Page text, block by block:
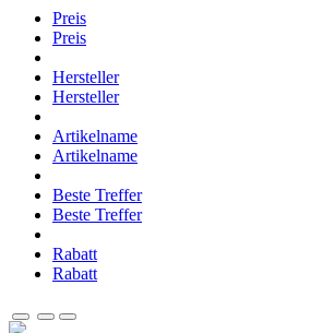
Preis
Preis
Hersteller
Hersteller
Artikelname
Artikelname
Beste Treffer
Beste Treffer
Rabatt
Rabatt